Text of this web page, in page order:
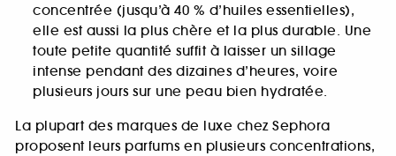
concentrée (jusqu’à 40 % d’huiles essentielles),
elle est aussi la plus chère et la plus durable. Une
toute petite quantité suffit à laisser un sillage
intense pendant des dizaines d’heures, voire
plusieurs jours sur une peau bien hydratée.
La plupart des marques de luxe chez Sephora
proposent leurs parfums en plusieurs concentrations,